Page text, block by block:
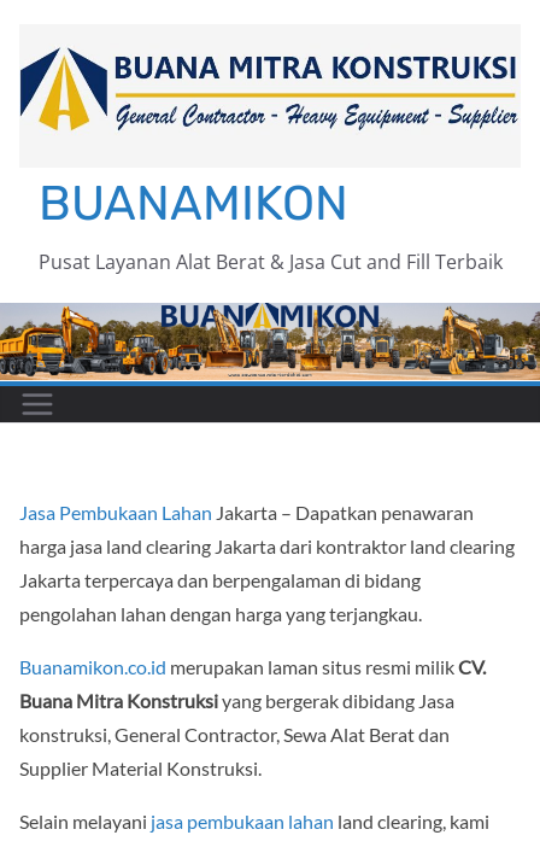
content
BUANAMIKON
Pusat Layanan Alat Berat & Jasa Cut and Fill Terbaik
Jasa Pembukaan Lahan Jakarta – Dapatkan penawaran
harga jasa land clearing Jakarta dari kontraktor land clearing
Jakarta terpercaya dan berpengalaman di bidang
pengolahan lahan dengan harga yang terjangkau.
Buanamikon.co.id merupakan laman situs resmi milikCV.
Buana Mitra Konstruksiyang bergerak dibidang Jasa
konstruksi, General Contractor, Sewa Alat Berat dan
Supplier Material Konstruksi.
Selain melayani jasa pembukaan lahan land clearing, kami